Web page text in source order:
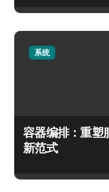
系统
容器编排：重塑
新范式